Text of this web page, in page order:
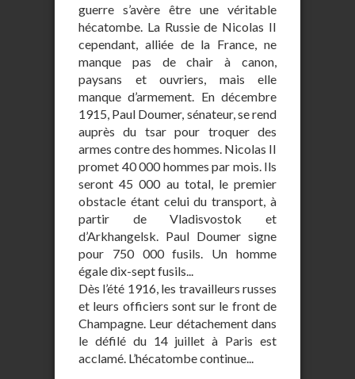
guerre s’avère être une véritable
hécatombe. La Russie de Nicolas II
cependant, alliée de la France, ne
manque pas de chair à canon,
paysans et ouvriers, mais elle
manque d’armement. En décembre
1915, Paul Doumer, sénateur, se rend
auprès du tsar pour troquer des
armes contre des hommes. Nicolas II
promet 40 000 hommes par mois. Ils
seront 45 000 au total, le premier
obstacle étant celui du transport, à
partir de Vladisvostok et
d’Arkhangelsk. Paul Doumer signe
pour 750 000 fusils. Un homme
égale dix-sept fusils...
Dès l’été 1916, les travailleurs russes
et leurs officiers sont sur le front de
Champagne. Leur détachement dans
le défilé du 14 juillet à Paris est
acclamé. L’hécatombe continue...